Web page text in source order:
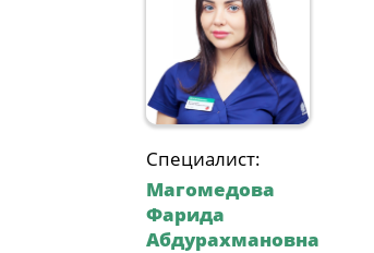
Специалист:
Магомедова
Фарида
Абдурахмановна